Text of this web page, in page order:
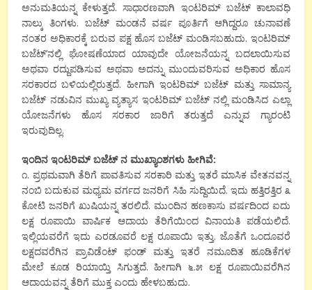
ಅನುಮತಿಯನ್ನ ಕೇಳುತ್ತದೆ. ಸಾಧಾರಣವಾಗಿ ಇಂಟರಿಮ್ ಬಜೆಟ್ ಕಾಲಾವಧಿ
ನಾಲ್ಕು ತಿಂಗಳು. ಬಜೆಟ್ ಮಂಡನೆ ವರ್ಷ ಪೂರ್ತಿಗೆ ಆಗಿದ್ದರೂ ಚುನಾವಣೆ
ನಂತರ ಅಧಿಕಾರಕ್ಕೆ ಬರುವ ಪಕ್ಷ ಹೊಸ ಬಜೆಟ್ ಮಂಡಿಸಬಹುದು. ಇಂಟರಿಮ್
ಬಜೆಟ್’ನಲ್ಲಿ ಘೋಷಣೆಯಾದ ಯಾವುದೇ ಯೋಜನೆಯನ್ನ ಬದಲಾಯಿಸುವ
ಅಥವಾ ರದ್ದುಪಡಿಸುವ ಅಥವಾ ಅದನ್ನು ಮುಂದುವರಿಸುವ ಅಧಿಕಾರ ಹೊಸ
ಸರಕಾರದ ಬಳಿಯಲ್ಲಿರುತ್ತದೆ. ಹೀಗಾಗಿ ಇಂಟರಿಮ್ ಬಜೆಟ್ ಮತ್ತು ಸಾಮಾನ್ಯ
ಬಜೆಟ್ ನಡುವಿನ ಮುಖ್ಯ ವ್ಯತ್ಯಾಸ ಇಂಟರಿಮ್ ಬಜೆಟ್ ನಲ್ಲಿ ಮಂಡಿಸಿದ ಎಲ್ಲಾ
ಯೋಜನೆಗಳು ಹೊಸ ಸರಕಾರ ಜಾರಿಗೆ ತರುತ್ತದೆ ಎನ್ನುವ ಗ್ಯಾರಂಟಿ
ಇರುವುದಿಲ್ಲ.
ಇಂದಿನ ಇಂಟರಿಮ್ ಬಜೆಟ್ ನ ಮುಖ್ಯಾಂಶಗಳು ಹೀಗಿವೆ:
೧. ಪ್ರಥಮವಾಗಿ ತೆರಿಗೆ ಪಾವತಿಸುವ ಸರಕಾರಿ ಮತ್ತು ಇತರೆ ಮಾಸಿಕ ವೇತನವನ್ನ
ನಂಬಿ ಬದುಕುವ ಮಧ್ಯಮ ವರ್ಗದ ಜನರಿಗೆ ಸಿಹಿ ಸುದ್ದಿಯಿದೆ. ಇದು ಹತ್ತಿರತ್ತಿರ ೩
ಕೋಟಿ ಜನರಿಗೆ ಖುಷಿಯನ್ನ ತರಲಿದೆ. ಮುಂದಿನ ಹಣಕಾಸು ವರ್ಷದಿಂದ ಐದು
ಲಕ್ಷ ರೂಪಾಯಿ ವಾರ್ಷಿಕ ಆದಾಯ ತೆರಿಗೆಯಿಂದ ವಿನಾಯತಿ ಪಡೆಯಲಿದೆ.
ಇಲ್ಲಿಯವರೆಗೆ ಇದು ಎರಡೂವರೆ ಲಕ್ಷ ರೂಪಾಯಿ ಇತ್ತು. ಜೊತೆಗೆ ಒಂದೂವರೆ
ಲಕ್ಷದವರೆಗಿನ ಪ್ರಾವಿಡೆಂಟ್ ಫಂಡ್ ಮತ್ತು ಇತರೆ ನಮೂದಿತ ಹೂಡಿಕೆಗಳ
ಮೇಲೆ ಕೂಡ ರಿಯಾಯ್ತಿ ಸಿಗುತ್ತದೆ. ಹೀಗಾಗಿ ೬.೫ ಲಕ್ಷ ರೂಪಾಯಿವರೆಗಿನ
ಆದಾಯವನ್ನ ತೆರಿಗೆ ಮುಕ್ತ ಎಂದು ಹೇಳಬಹುದು.